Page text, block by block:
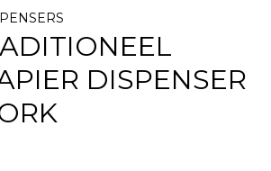
DISPENSER